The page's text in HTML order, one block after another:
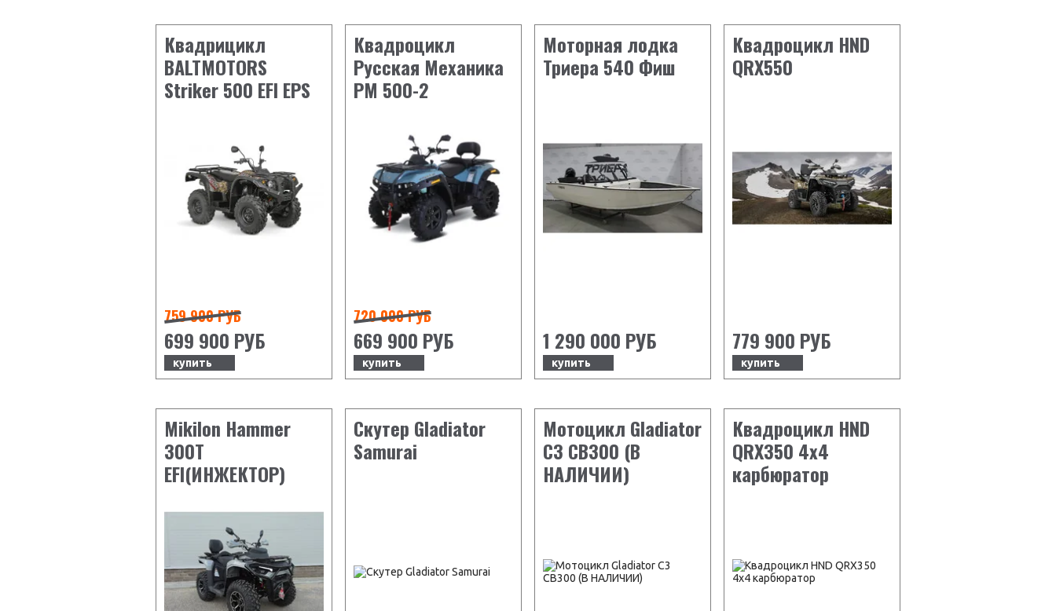
Квадрицикл
BALTMOTORS
Striker 500 EFI EPS
759 900 РУБ
699 900 РУБ
купить
Квадроцикл
Русская Механика
РМ 500-2
720 000 РУБ
669 900 РУБ
купить
Моторная лодка
Триера 540 Фиш
1 290 000 РУБ
купить
Квадроцикл HND
QRX550
779 900 РУБ
купить
Mikilon Hammer
300T
EFI(ИНЖЕКТОР)
Скутер Gladiator
Samurai
Мотоцикл Gladiator
C3 CB300 (В
НАЛИЧИИ)
Квадроцикл HND
QRX350 4х4
карбюратор